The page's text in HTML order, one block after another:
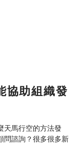
協助組織發
天馬行空的方法發
問諮詢？很多很多新